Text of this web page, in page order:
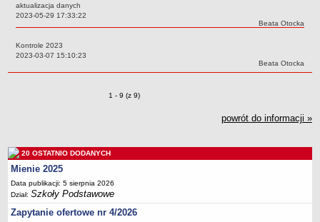
Sprawozdania
PORADNIE PSYCHOLOGICZNO-PEDAGOGICZNE
Godziny dyżurów
Ogłoszenia
Zarządzenia
Rejestry, ewidencje, archiwa
aktualizacja danych
Data:
2023-05-29 17:33:22
Autor:
Beata Otocka
Kontrole 2023
Data:
2023-03-07 15:10:23
Autor:
Beata Otocka
Zmiany o pozycjach
1 - 9 (z 9)
powrót do informacji »
20 OSTATNIO DODANYCH
Mienie 2025
Data publikacji: 5 sierpnia 2026
Dział:Szkoły Podstawowe
Zapytanie ofertowe nr 4/2026